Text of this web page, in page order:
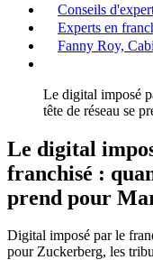
Conseils
Experts en
Fanny Roy,
Le digital imposé
tête de réseau se
Le digital
franchisé :
prend pour
Digital imposé par le
pour Zuckerberg, les